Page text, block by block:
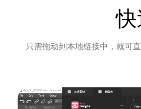
只需拖动到本地链接中，就可